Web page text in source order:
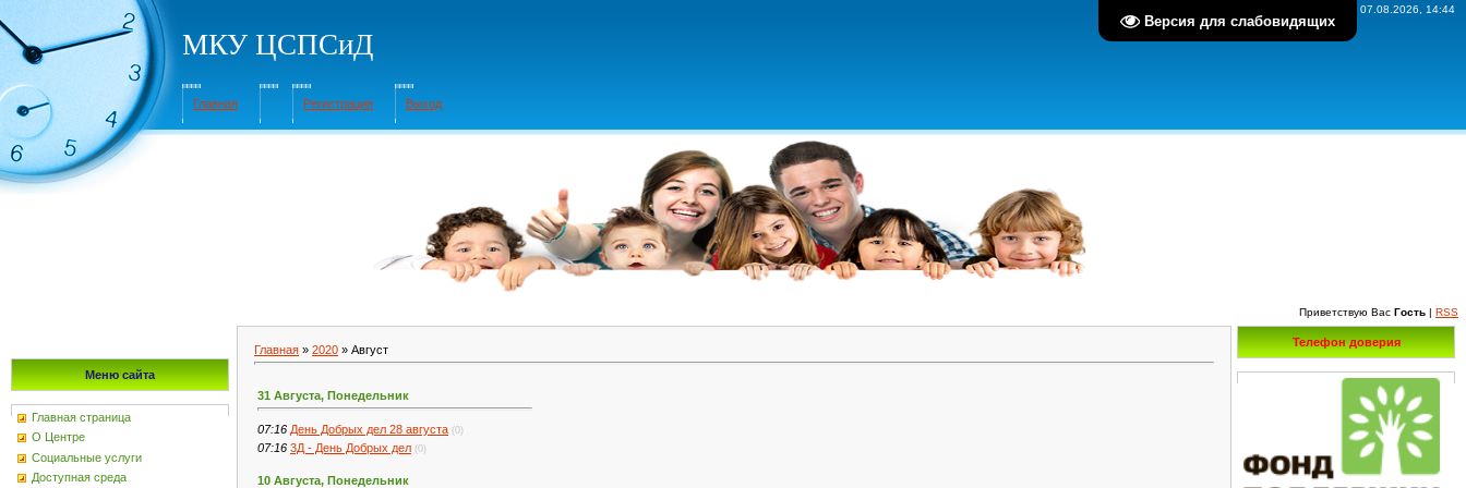
Версия для слабовидящих
Пятница, 07.08.2026, 14:44
МКУ ЦСПСиД
Главная Регистрация Выход
Приветствую Вас Гость | RSS
Меню сайта
Главная страница
О Центре
Социальные услуги
Доступная среда
Главная » 2020 » Август
31 Августа, Понедельник
07:16 День Добрых дел 28 августа (0)
07:16 3Д - День Добрых дел (0)
10 Августа, Понедельник
Телефон доверия